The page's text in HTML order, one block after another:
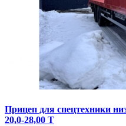
Прицеп для спецтехники
20,0-28,00 Т